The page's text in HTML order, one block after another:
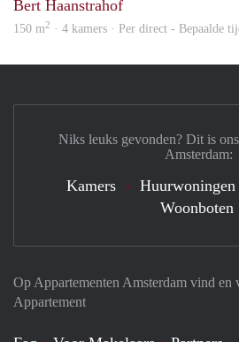
Bert Haanstrahof
150 m2 · 4 kamers · Per direct - Bepaalde
Op Appartementen Amsterdam vind
Appartement
Niks leuks gevonden? Dit is
Amsterdam:
Kamers Huurwoningen
Woonboten